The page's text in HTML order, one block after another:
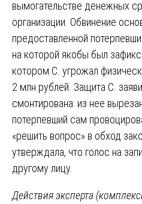
вымогательстве денежных
организации. Обвинение
предоставленной
на которой якобы был
котором С. угрожал
2 млн рублей. Защита С.
смонтирована: из нее
потерпевший сам
«решить вопрос» в обход
утверждала, что голос на
другому лицу.
Действия эксперта